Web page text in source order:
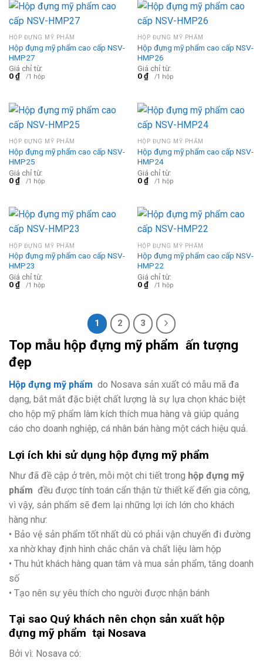
Top mẫu hộp đựng mỹ phẩm ấn tượng
đẹp
Hộp đựng mỹ phẩm do Nosava sản xuất có mẫu mã đa
dạng, bắt mắt đặc biệt chất lượng là sự lựa chọn khác biệt
cho hộp mỹ phẩm làm kích thích mua hàng và giúp quảng
cáo cho doanh nghiệp, cá nhân bán hàng một cách hiệu quả.
Lợi ích khi sử dụng hộp đựng mỹ phẩm
Như đã đề cập ở trên, mỗi một chi tiết trong hộp đựng mỹ
phẩm đều được tính toán cẩn thận từ thiết kế đến gia công,
vì vậy, sản phẩm sẽ đem lại những lợi ích lớn cho khách
hàng như:
• Bảo vệ sản phẩm tốt nhất dù có phải vận chuyển đi đường
xa nhờ khay định hình chắc chắn và chất liệu làm hộp
• Thu hút khách hàng quan tâm và mua sản phẩm, tăng doanh
số
• Tạo nên sự yêu thích cho người được nhận bánh
Tại sao Quý khách nên chọn sản xuất hộp
đựng mỹ phẩm tại Nosava
Bởi vì: Nosava có:
HỘP ĐỰNG MỸ PHẨM
Hộp đựng mỹ phẩm cao cấp NSV-
HMP27
Giá chỉ từ:
0₫ /1 hộp
HỘP ĐỰNG MỸ PHẨM
Hộp đựng mỹ phẩm cao cấp NSV-
HMP26
Giá chỉ từ:
0₫ /1 hộp
HỘP ĐỰNG MỸ PHẨM
Hộp đựng mỹ phẩm cao cấp NSV-
HMP25
Giá chỉ từ:
0₫ /1 hộp
HỘP ĐỰNG MỸ PHẨM
Hộp đựng mỹ phẩm cao cấp NSV-
HMP24
Giá chỉ từ:
0₫ /1 hộp
HỘP ĐỰNG MỸ PHẨM
Hộp đựng mỹ phẩm cao cấp NSV-
HMP23
Giá chỉ từ:
0₫ /1 hộp
HỘP ĐỰNG MỸ PHẨM
Hộp đựng mỹ phẩm cao cấp NSV-
HMP22
Giá chỉ từ:
0₫ /1 hộp
1 2 3